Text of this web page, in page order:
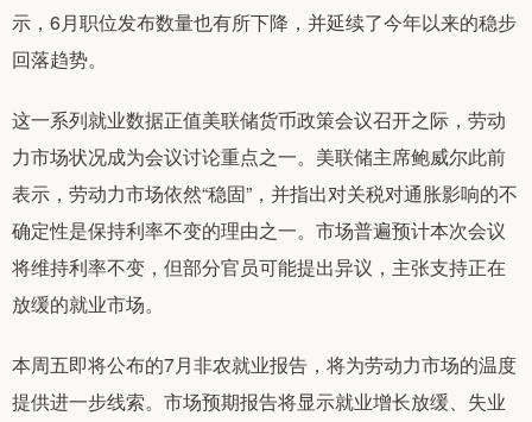
示，6月职位发布数量也有所下降，并延续了今年以来的稳步
回落趋势。
这一系列就业数据正值美联储货币政策会议召开之际，劳动
力市场状况成为会议讨论重点之一。美联储主席鲍威尔此前
表示，劳动力市场依然“稳固”，并指出对关税对通胀影响的不
确定性是保持利率不变的理由之一。市场普遍预计本次会议
将维持利率不变，但部分官员可能提出异议，主张支持正在
放缓的就业市场。
本周五即将公布的7月非农就业报告，将为劳动力市场的温度
提供进一步线索。市场预期报告将显示就业增长放缓、失业